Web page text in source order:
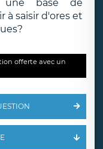
une base de
à saisir d'ores et
offerte avec un